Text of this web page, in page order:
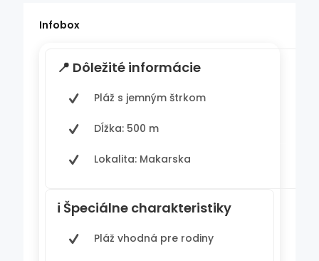
Infobox
📍 Dôležité informácie
Pláž s jemným štrkom
Dĺžka: 500 m
Lokalita: Makarska
ℹ️ Špeciálne charakteristiky
Pláž vhodná pre rodiny